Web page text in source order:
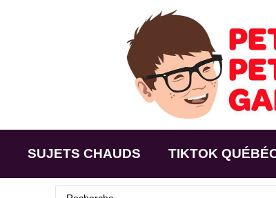
SUJETS CHAUDS TIKTOK